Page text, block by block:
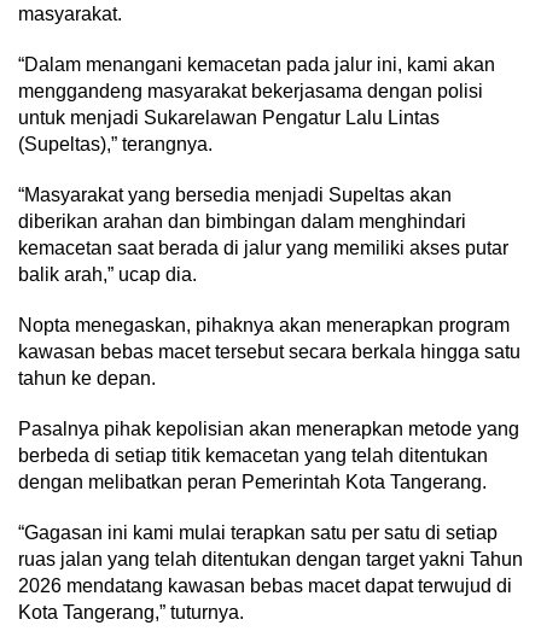
masyarakat.
“Dalam menangani kemacetan pada jalur ini, kami akan
menggandeng masyarakat bekerjasama dengan polisi
untuk menjadi Sukarelawan Pengatur Lalu Lintas
(Supeltas),” terangnya.
“Masyarakat yang bersedia menjadi Supeltas akan
diberikan arahan dan bimbingan dalam menghindari
kemacetan saat berada di jalur yang memiliki akses putar
balik arah,” ucap dia.
Nopta menegaskan, pihaknya akan menerapkan program
kawasan bebas macet tersebut secara berkala hingga satu
tahun ke depan.
Pasalnya pihak kepolisian akan menerapkan metode yang
berbeda di setiap titik kemacetan yang telah ditentukan
dengan melibatkan peran Pemerintah Kota Tangerang.
“Gagasan ini kami mulai terapkan satu per satu di setiap
ruas jalan yang telah ditentukan dengan target yakni Tahun
2026 mendatang kawasan bebas macet dapat terwujud di
Kota Tangerang,” tuturnya.